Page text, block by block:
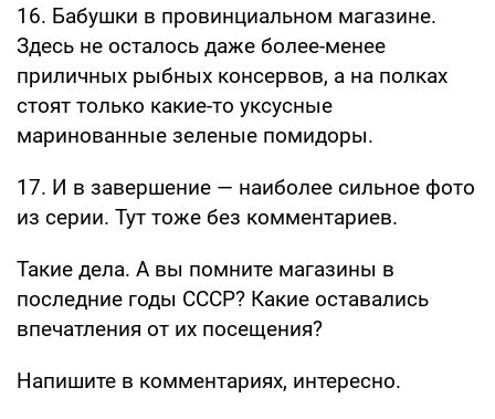
16. Бабушки в провинциальном магазине.
Здесь не осталось даже более-менее
приличных рыбных консервов, а на полках
стоят только какие-то уксусные
маринованные зеленые помидоры.
17. И в завершение — наиболее сильное фото
из серии. Тут тоже без комментариев.
Такие дела. А вы помните магазины в
последние годы СССР? Какие оставались
впечатления от их посещения?
Напишите в комментариях, интересно.